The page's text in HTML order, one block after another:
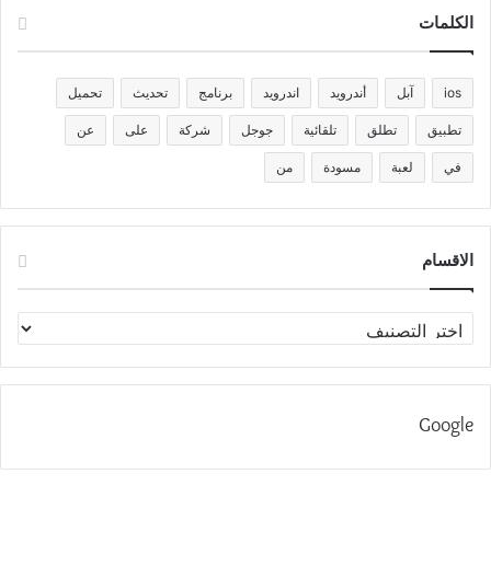
الكلمات
ios آبل أندرويد اندرويد برنامج تحديث تحميل
تطبيق تطلق تلقائية جوجل شركة على عن
في لعبة مسودة من
الاقسام
الاقسام
Google